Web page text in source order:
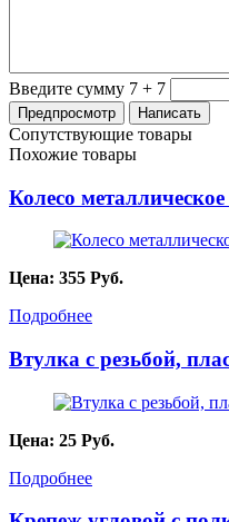
Введите сумму 7 + 7
Сопутствующие товары
Похожие товары
Колесо
Цена: 355 Руб.
Подробнее
Втулка с резьбой,
Цена: 25 Руб.
Подробнее